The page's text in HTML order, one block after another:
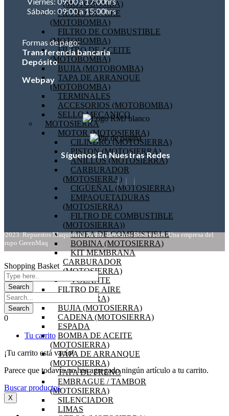
(MOTOBOMBA)
FILTRO DE AIRE
(MOTOBOMBA)
FILTRO DE COMBUSTIBLE
(MOTOBOMBA)
FILTRO DE ACEITE
(MOTOBOMBA)
BUJIA (MOTOBOMBA)
TAPA DE ARRANQUE
(MOTOBOMBA)
TERMINALES
ACCESORIOS (MOTOBOMBA)
SELLO MECANICO
MOTOSIERRA
MOTOR (MOTOSIERRA)
CILINDRO (MOTOSIERRA)
PISTON (MOTOSIERRA)
ANILLOS (MOTOSIERRA)
CARBURADOR
(MOTOSIERRA)
CIGÜEÑAL (MOTOSIERRA)
EMPAQUETADURAS
(MOTOSIERRA)
FILTRO DE COMBUSTIBLE
(MOTOSIERRA))
LINEA DE COMBUSTIBLE
BOBINA (MOTOSIERRA)
KIT MEMBRANA
CARBURADOR
(MOTOSIERRA)
VOLANTE
FILTRO DE AIRE
(MOTOSIERRA)
BUJIA (MOTOSIERRA)
CADENA (MOTOSIERRA)
ESPADA
BOMBA DE ACEITE
(MOTOSIERRA)
TAPA DE ARRANQUE
(MOTOSIERRA)
TAPA DE FRENO
EMBRAGUE / TAMBOR
(MOTOSIERRA)
SILENCIADOR
LIMAS
Sábado: 09:00 a 15:00hrs
Formas de pago:
Transferencia bancaria
Depósito
Webpay
Síguenos En Nuestras Redes
©2023. Repuestos Maquinaria Jardín. Derechos Reservados. Una empresa del
Grupo GreenMaq
Shopping Basket
0
Tu carrito
¡Tu carrito está vacío!
Parece que todavía no has agregado ningún artículo a tu carrito.
Buscar productos
X